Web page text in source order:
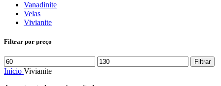
Vanadinite
Velas
Vivianite
Filtrar por preço
Preço
mínimo
Preço
máximo
Filtrar
Início Vivianite